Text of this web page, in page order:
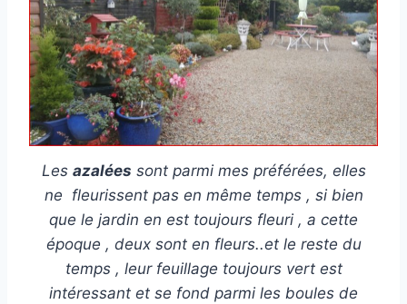
Les azalées sont parmi mes préférées, elles
ne fleurissent pas en même temps , si bien
que le jardin en est toujours fleuri , a cette
époque , deux sont en fleurs..et le reste du
temps , leur feuillage toujours vert est
intéressant et se fond parmi les boules de